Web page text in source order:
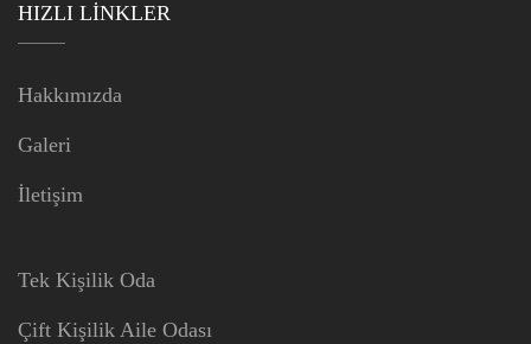
HIZLI LINKLER
Hakkımızda
Galeri
İletişim
Tek Kişilik Oda
Çift Kişilik Aile Odası